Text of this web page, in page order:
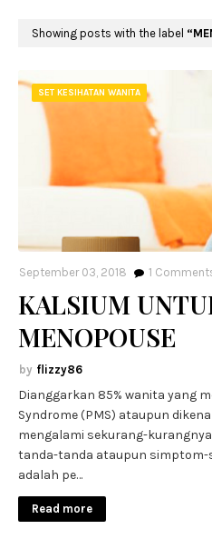
Showing posts with the label
SET KESIHATAN WANITA
September 03, 2018 1
KALSIUM
MENOPOUSE
flizzy86
Dianggarkan 85% wanita yang
Syndrome (PMS) ataupun
mengalami sekurang-
tanda-tanda ataupun simptom-
adalah pe…
Read more